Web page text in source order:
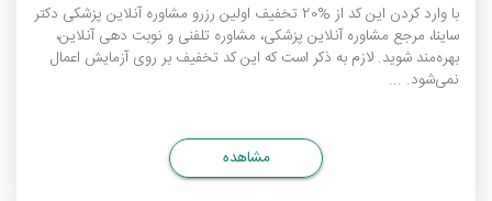
با وارد کردن این کد از %20 تخفیف اولین رزرو مشاوره آنلاین پزشکی دکتر
ساینا، مرجع مشاوره آنلاین پزشکی، مشاوره تلفنی و نوبت دهی آنلاین،
بهره‌مند شوید. لازم به ذکر است که این کد تخفیف بر روی آزمایش اعمال
نمی‌شود. ...
مشاهده